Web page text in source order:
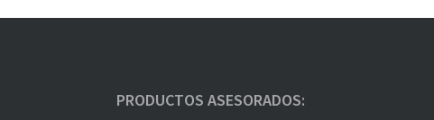
PRODUCTOS ASESORADOS: